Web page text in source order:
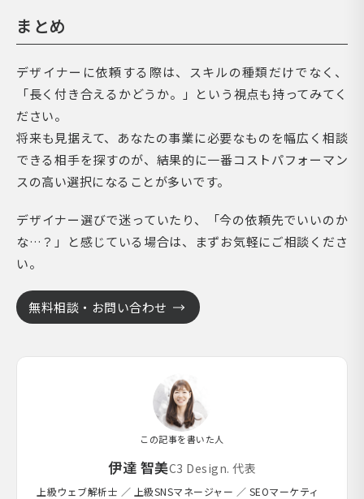
まとめ
デザイナーに依頼する際は、スキルの種類だけでなく、
「長く付き合えるかどうか。」という視点も持ってみてく
ださい。
将来も見据えて、あなたの事業に必要なものを幅広く相談
できる相手を探すのが、結果的に一番コストパフォーマン
スの高い選択になることが多いです。
デザイナー選びで迷っていたり、「今の依頼先でいいのか
な…？」と感じている場合は、まずお気軽にご相談くださ
い。
無料相談・お問い合わせ
この記事を書いた人
伊達 智美C3 Design. 代表
上級ウェブ解析士 ／ 上級SNSマネージャー ／ SEOマーケティ